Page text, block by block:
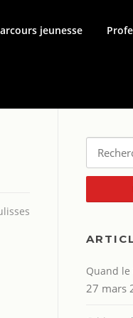
jeunesse
Quand le
27 mars